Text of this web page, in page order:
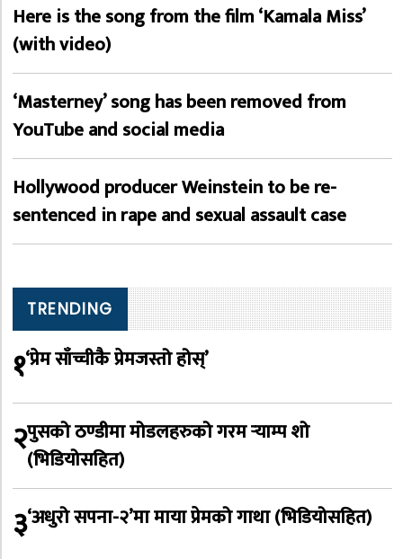
Here is the song from the film ‘Kamala Miss’
(with video)
‘Masterney’ song has been removed from
YouTube and social media
Hollywood producer Weinstein to be re-
sentenced in rape and sexual assault case
TRENDING
१‘प्रेम साँच्चीकै प्रेमजस्तो होस्’
२पुसको ठण्डीमा मोडलहरुको गरम र्‍याम्प शो
(भिडियोसहित)
३‘अधुरो सपना-२’मा माया प्रेमको गाथा (भिडियोसहित)